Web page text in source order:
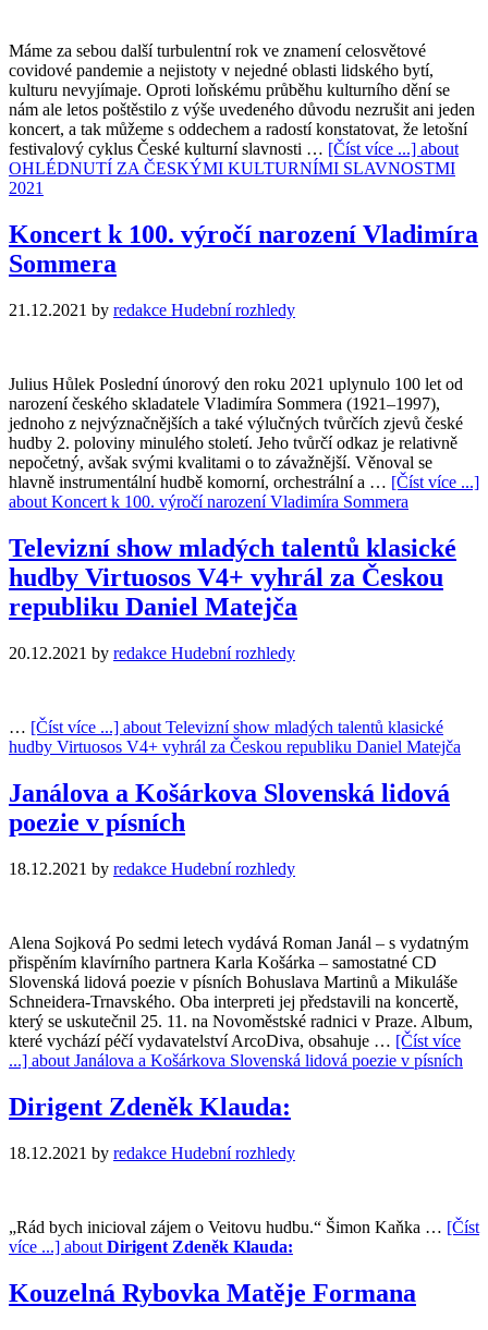
Máme za sebou další turbulentní rok ve znamení celosvětové
covidové pandemie a nejistoty v nejedné oblasti lidského bytí,
kulturu nevyjímaje. Oproti loňskému průběhu kulturního dění se
nám ale letos poštěstilo z výše uvedeného důvodu nezrušit ani jeden
koncert, a tak můžeme s oddechem a radostí konstatovat, že letošní
festivalový cyklus České kulturní slavnosti … [Číst více ...] about
OHLÉDNUTÍ ZA ČESKÝMI KULTURNÍMI SLAVNOSTMI
2021
Koncert k 100. výročí narození Vladimíra
Sommera
21.12.2021 by redakce Hudební rozhledy
Julius Hůlek Poslední únorový den roku 2021 uplynulo 100 let od
narození českého skladatele Vladimíra Sommera (1921–1997),
jednoho z nejvýznačnějších a také výlučných tvůrčích zjevů české
hudby 2. poloviny minulého století. Jeho tvůrčí odkaz je relativně
nepočetný, avšak svými kvalitami o to závažnější. Věnoval se
hlavně instrumentální hudbě komorní, orchestrální a … [Číst více ...]
about Koncert k 100. výročí narození Vladimíra Sommera
Televizní show mladých talentů klasické
hudby Virtuosos V4+ vyhrál za Českou
republiku Daniel Matejča
20.12.2021 by redakce Hudební rozhledy
… [Číst více ...] about Televizní show mladých talentů klasické
hudby Virtuosos V4+ vyhrál za Českou republiku Daniel Matejča
Janálova a Košárkova Slovenská lidová
poezie v písních
18.12.2021 by redakce Hudební rozhledy
Alena Sojková Po sedmi letech vydává Roman Janál – s vydatným
přispěním klavírního partnera Karla Košárka – samostatné CD
Slovenská lidová poezie v písních Bohuslava Martinů a Mikuláše
Schneidera-Trnavského. Oba interpreti jej představili na koncertě,
který se uskutečnil 25. 11. na Novoměstské radnici v Praze. Album,
které vychází péčí vydavatelství ArcoDiva, obsahuje … [Číst více
...] about Janálova a Košárkova Slovenská lidová poezie v písních
Dirigent Zdeněk Klauda:
18.12.2021 by redakce Hudební rozhledy
„Rád bych inicioval zájem o Veitovu hudbu.“ Šimon Kaňka … [Číst
více ...] about Dirigent Zdeněk Klauda:
Kouzelná Rybovka Matěje Formana